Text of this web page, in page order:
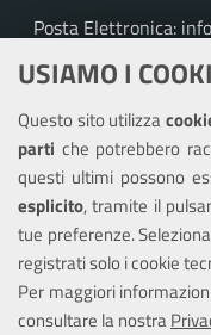
USIAMO I
Questo sito utilizza
parti che potrebbero
questi ultimi possono
esplicito, tramite il
tue preferenze.
registrati solo i cookie
Per maggiori
consultare la nostra
Posta Elettronica:
Leggi le FAQ
Amministrazione
Informativa privacy
Note legali
Dichiarazione di